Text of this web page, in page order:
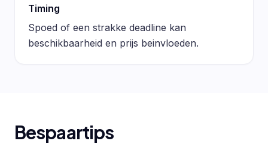
Timing
Spoed of een strakke deadline kan
beschikbaarheid en prijs beinvloeden.
Bespaartips